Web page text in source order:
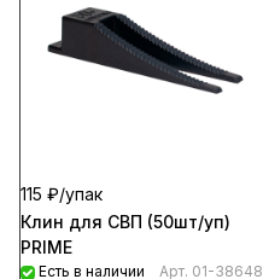
115 ₽/упак
Клин для СВП (50шт/уп)
PRIME
Есть в наличии Арт. 01-38648